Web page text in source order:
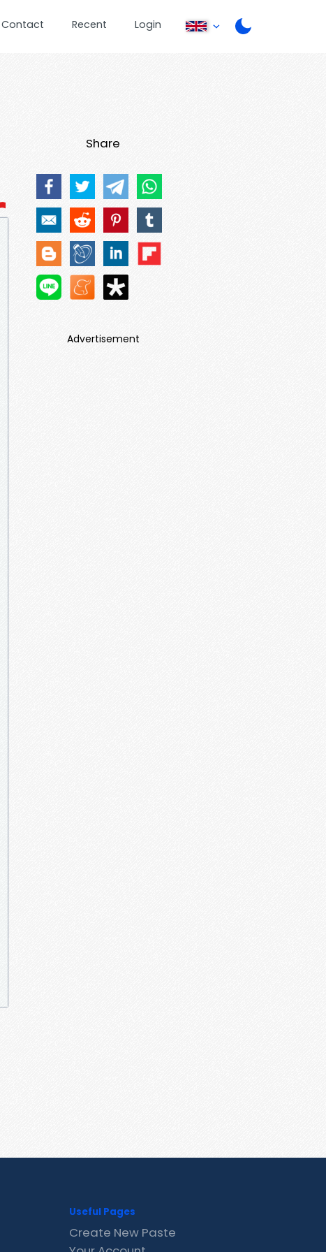
Contact Recent Login
Share
Advertisement
Useful Pages
Create New Paste